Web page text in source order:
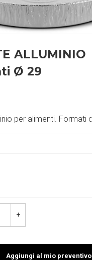
ALLUMINIO
Ø 29
per alimenti. Formati
+
Aggiungi al mio preventivo